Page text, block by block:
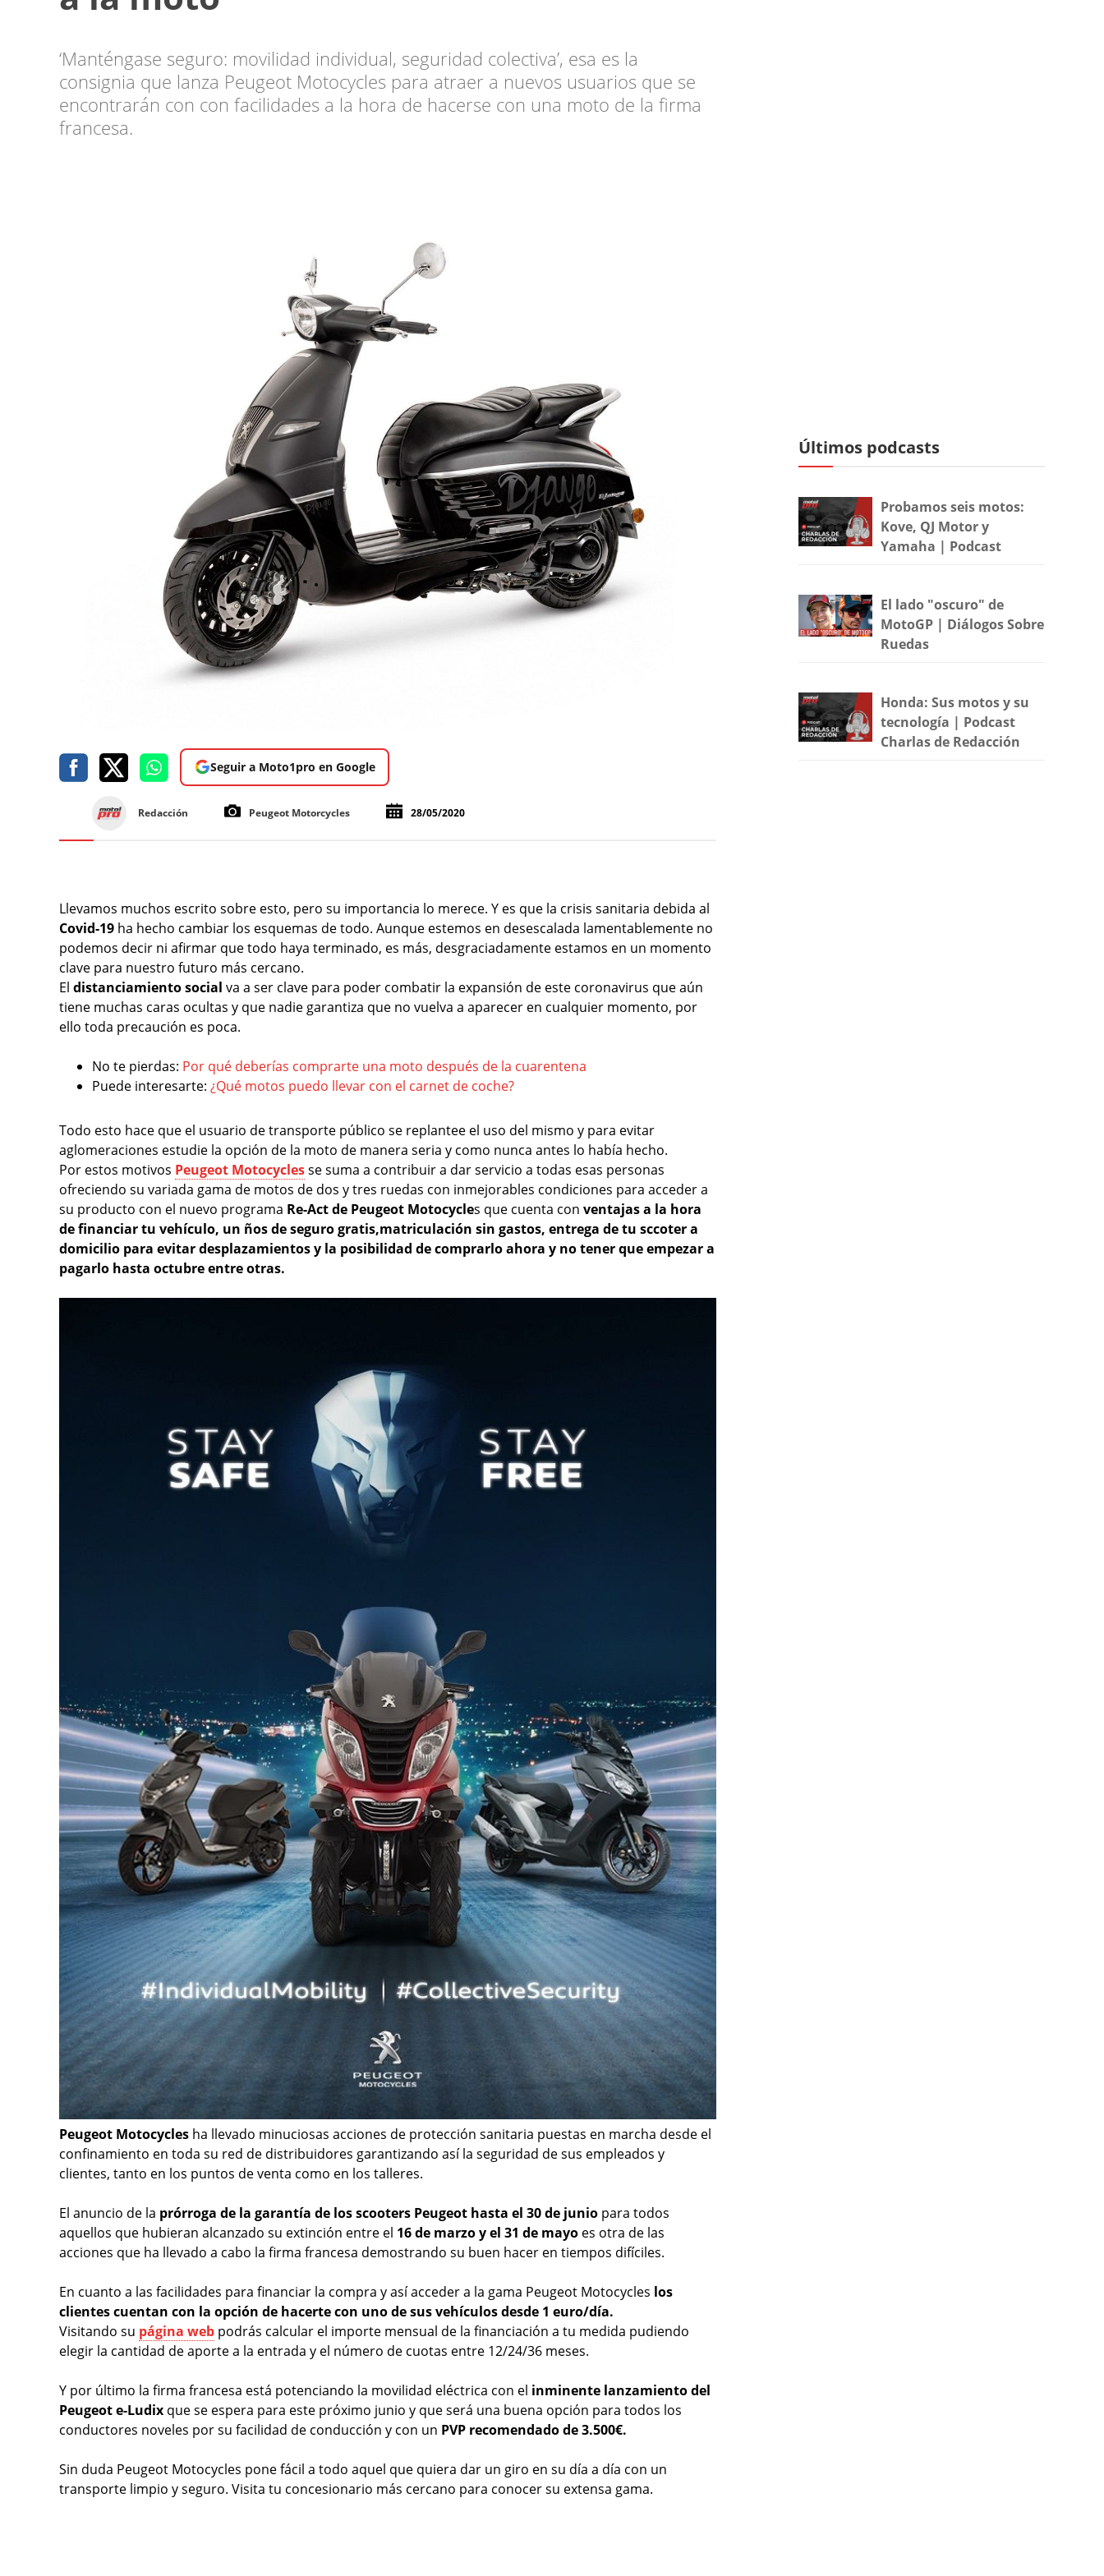
‘Manténgase seguro: movilidad individual, seguridad colectiva’, esa es la
consignia que lanza Peugeot Motocycles para atraer a nuevos usuarios que se
encontrarán con con facilidades a la hora de hacerse con una moto de la firma
francesa.
Seguir a Moto1pro en Google
Redacción Peugeot Motorcycles 28/05/2020
Llevamos muchos escrito sobre esto, pero su importancia lo merece. Y es que la crisis sanitaria debida al
Covid-19 ha hecho cambiar los esquemas de todo. Aunque estemos en desescalada lamentablemente no
podemos decir ni afirmar que todo haya terminado, es más, desgraciadamente estamos en un momento
clave para nuestro futuro más cercano.
El distanciamiento social va a ser clave para poder combatir la expansión de este coronavirus que aún
tiene muchas caras ocultas y que nadie garantiza que no vuelva a aparecer en cualquier momento, por
ello toda precaución es poca.
No te pierdas: Por qué deberías comprarte una moto después de la cuarentena
Puede interesarte: ¿Qué motos puedo llevar con el carnet de coche?
Todo esto hace que el usuario de transporte público se replantee el uso del mismo y para evitar
aglomeraciones estudie la opción de la moto de manera seria y como nunca antes lo había hecho.
Por estos motivos Peugeot Motocyclesse suma a contribuir a dar servicio a todas esas personas
ofreciendo su variada gama de motos de dos y tres ruedas con inmejorables condiciones para acceder a
su producto con el nuevo programa Re-Act de Peugeot Motocycles que cuenta con ventajas a la hora
de financiar tu vehículo, un ños de seguro gratis,matriculación sin gastos, entrega de tu sccoter a
domicilio para evitar desplazamientos y la posibilidad de comprarlo ahora y no tener que empezar a
pagarlo hasta octubre entre otras.
Peugeot Motocycles ha llevado minuciosas acciones de protección sanitaria puestas en marcha desde el
confinamiento en toda su red de distribuidores garantizando así la seguridad de sus empleados y
clientes, tanto en los puntos de venta como en los talleres.
El anuncio de la prórroga de la garantía de los scooters Peugeot hasta el 30 de junio para todos
aquellos que hubieran alcanzado su extinción entre el 16 de marzo y el 31 de mayo es otra de las
acciones que ha llevado a cabo la firma francesa demostrando su buen hacer en tiempos difíciles.
En cuanto a las facilidades para financiar la compra y así acceder a la gama Peugeot Motocycles los
clientes cuentan con la opción de hacerte con uno de sus vehículos desde 1 euro/día.
Visitando su página web podrás calcular el importe mensual de la financiación a tu medida pudiendo
elegir la cantidad de aporte a la entrada y el número de cuotas entre 12/24/36 meses.
Y por último la firma francesa está potenciando la movilidad eléctrica con el inminente lanzamiento del
Peugeot e-Ludix que se espera para este próximo junio y que será una buena opción para todos los
conductores noveles por su facilidad de conducción y con un PVP recomendado de 3.500€.
Sin duda Peugeot Motocycles pone fácil a todo aquel que quiera dar un giro en su día a día con un
transporte limpio y seguro. Visita tu concesionario más cercano para conocer su extensa gama.
Últimos podcasts
Probamos seis motos:
Kove, QJ Motor y
Yamaha | Podcast
El lado "oscuro" de
MotoGP | Diálogos Sobre
Ruedas
Honda: Sus motos y su
tecnología | Podcast
Charlas de Redacción